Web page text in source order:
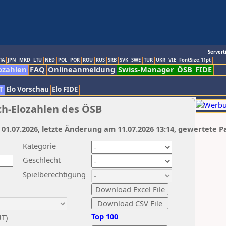
JPN MKD LTU NED POL POR ROU RUS SRB SVK SWE TUR UKR VIE FontSize:11pt
FAQ Onlineanmeldung Swiss-Manager ÖSB FIDE
Elo Vorschau Elo FIDE
Elozahlen des ÖSB
Kategorie
Geschlecht
Spielberechtigung
Top 100
letzte Änderung am 11.07.2026 13:14, gewertete